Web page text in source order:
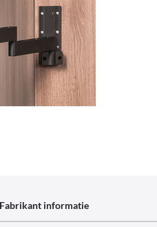
Fabrikant informatie